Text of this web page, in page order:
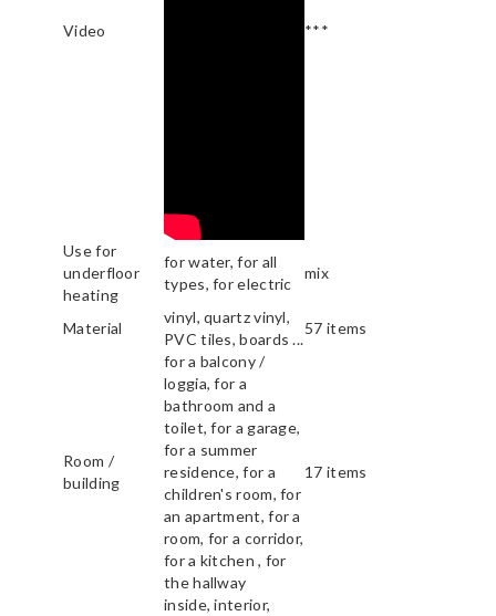
Video ***
Use for
underfloor
heating
for water, for all
types, for electric
mix
Material
vinyl, quartz vinyl,
PVC tiles, boards ...
57 items
Room /
building
for a balcony /
loggia, for a
bathroom and a
toilet, for a garage,
for a summer
residence, for a
children's room, for
an apartment, for a
room, for a corridor,
for a kitchen , for
the hallway
17 items
inside, interior,